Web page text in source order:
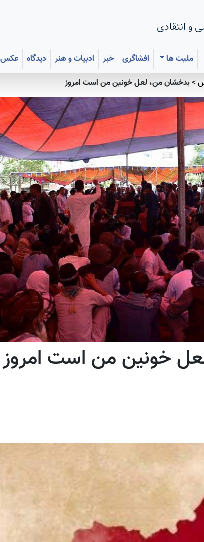
و انتقادی
ملیت ها افشاگری خبر ادبیات و هنر دیدگاه عکس
>بدخشان من، لعل خونین من است امروز
خونین من است امروز